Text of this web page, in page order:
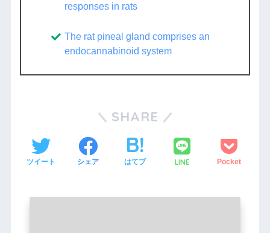
responses in rats
The rat pineal gland comprises an
endocannabinoid system
SHARE
ツイート シェア はてブ LINE Pocket